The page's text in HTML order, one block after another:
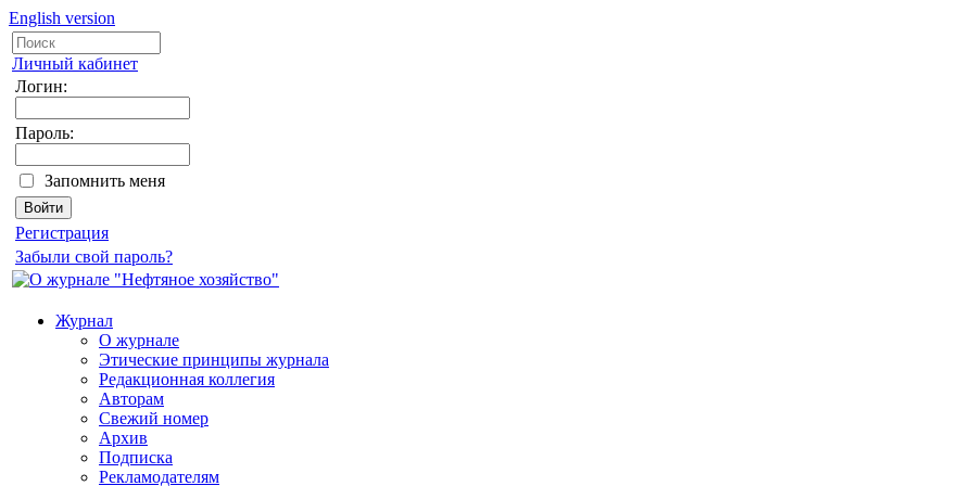
English version
Личный кабинет
Логин:
Пароль:
Запомнить меня
Регистрация
Забыли свой пароль?
Журнал
О журнале
Этические принципы журнала
Редакционная коллегия
Авторам
Свежий номер
Архив
Подписка
Рекламодателям